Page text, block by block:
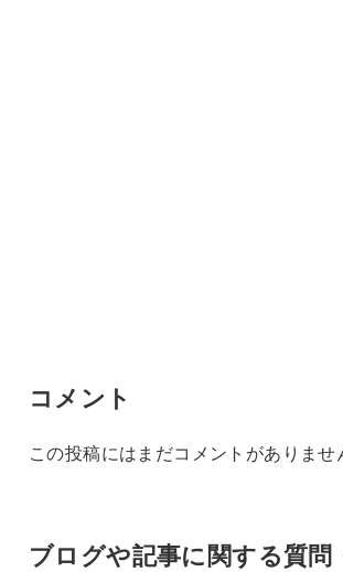
コメント
この投稿にはまだコメントがありませ
ブログや記事に関する質問